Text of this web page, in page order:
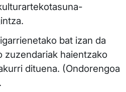
bat izan da
zuzendariak haientzako
dituena. (Ondorengoa